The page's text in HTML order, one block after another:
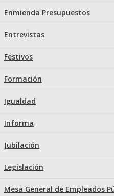
Enmienda Presupuestos
Entrevistas
Festivos
Formación
Igualdad
Informa
Jubilación
Legislación
Mesa General de Empleados